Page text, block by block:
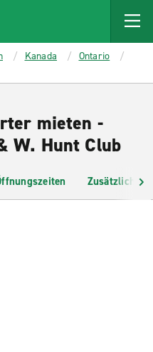
Kanada
Ontario
mieten -
W. Hunt Club
Zusätzliche